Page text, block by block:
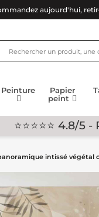
aujourd'hui,
Peinture
Papier
peint
⭐⭐⭐⭐⭐ 4.8/
intissé végétal